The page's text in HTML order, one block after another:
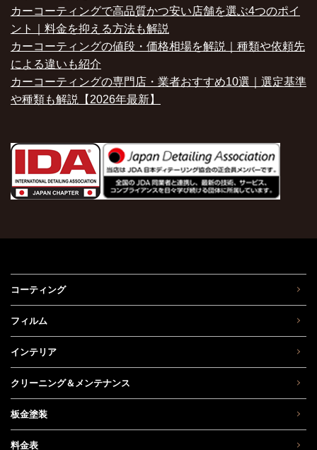
カーコーティングで高品質かつ安い店舗を選ぶ4つのポイ
ント｜料金を抑える方法も解説
カーコーティングの値段・価格相場を解説｜種類や依頼先
による違いも紹介
カーコーティングの専門店・業者おすすめ10選｜選定基準
や種類も解説【2026年最新】
コーティング
フィルム
インテリア
クリーニング＆メンテナンス
板金塗装
料金表